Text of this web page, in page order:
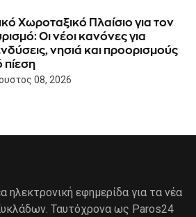
Χωροταξικό Πλαίσιο για τον
Οι νέοι κανόνες για
νησιά και προορισμούς
πίεση
08, 2026
ηλεκτρονική εφημερίδα για τα νέα
Ταυτόχρονα ως Paros24